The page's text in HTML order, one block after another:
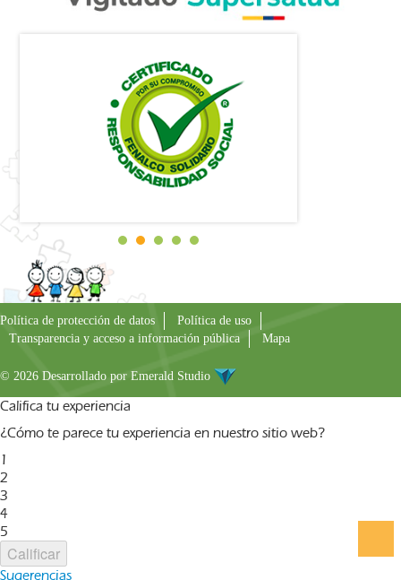
Política de protección de datos
Política de uso
Transparencia y acceso a información pública
Mapa
© 2026 Desarrollado por Emerald Studio
Califica tu experiencia
¿Cómo te parece tu experiencia en nuestro sitio web?
1
2
3
4
5
Calificar
Sugerencias